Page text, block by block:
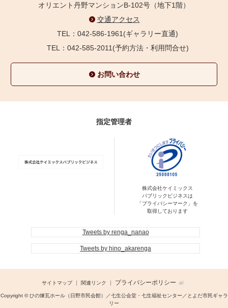
オリエント丹野マンションB-102号（地下1階）
交通アクセス
TEL：042-586-1961(ギャラリー直通)
TEL：042-585-2011(予約方法・利用問合せ)
お問い合わせ
指定管理者
株式会社ケイミックス
パブリックビジネスは
「プライバシーマーク」を
取得しております
Tweets by renga_nanao
Tweets by hino_akarenga
サイトマップ 関連リンク プライバシーポリシー
Copyright © ひの煉瓦ホール（日野市民会館）／七生公会堂・七生福祉センター／とよだ市民ギャラ
リー